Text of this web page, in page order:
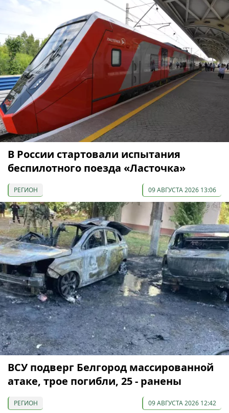
В России стартовали испытания
беспилотного поезда «Ласточка»
РЕГИОН 09 АВГУСТА 2026 13:06
ВСУ подверг Белгород массированной
атаке, трое погибли, 25 - ранены
РЕГИОН 09 АВГУСТА 2026 12:42